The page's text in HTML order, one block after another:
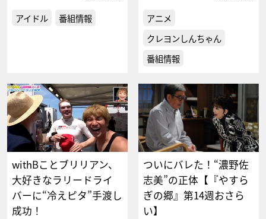
アイドル 番組情報
アニメ
クレヨンしんちゃん
番組情報
withBことブリリアン、
大好きなラリードライ
バーに“冷えピタ”手渡し
成功！
ついにバレた！“濃野佐
志美”の正体【『やすら
ぎの郷』第14週おさら
い】